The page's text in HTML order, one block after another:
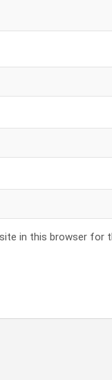
in this browser for